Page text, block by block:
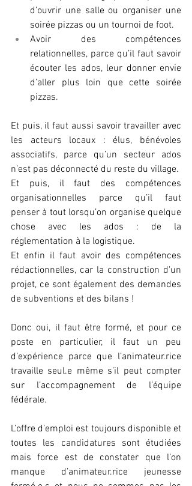
d’ouvrir une salle ou organiser une
soirée pizzas ou un tournoi de foot.
Avoir des compétences
relationnelles, parce qu’il faut savoir
écouter les ados, leur donner envie
d’aller plus loin que cette soirée
pizzas.
Et puis, il faut aussi savoir travailler avec
les acteurs locaux : élus, bénévoles
associatifs, parce qu’un secteur ados
n’est pas déconnecté du reste du village.
Et puis, il faut des compétences
organisationnelles parce qu’il faut
penser à tout lorsqu’on organise quelque
chose avec les ados : de la
réglementation à la logistique.
Et enfin il faut avoir des compétences
rédactionnelles, car la construction d'un
projet, ce sont également des demandes
de subventions et des bilans !
Donc oui, il faut être formé, et pour ce
poste en particulier, il faut un peu
d’expérience parce que l’animateur.rice
travaille seul.e même s’il peut compter
sur l’accompagnement de l’équipe
fédérale.
L’offre d’emploi est toujours disponible et
toutes les candidatures sont étudiées
mais force est de constater que l’on
manque d’animateur.rice jeunesse